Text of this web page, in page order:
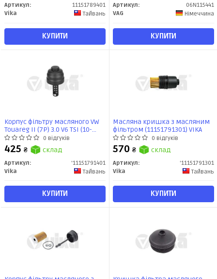
Артикул:
11151789401
Vika
Тайвань
КУПИТИ
Артикул:
06N115441
VAG
Німеччина
КУПИТИ
Корпус фільтру масляного VW
Touareg II (7P) 3.0 V6 TSI (10-
18)/Porsche Panamera (970) 3.0
S E-Hybrid (11-13)/Audi (04-18)
(11151791401) VIKA
0 відгуків
425 ₴ склад
Артикул:
'11151791401
Vika
Тайвань
КУПИТИ
Масляна кришка з масляним
фільтром (11151791301) VIKA
0 відгуків
570 ₴ склад
Артикул:
'11151791301
Vika
Тайвань
КУПИТИ